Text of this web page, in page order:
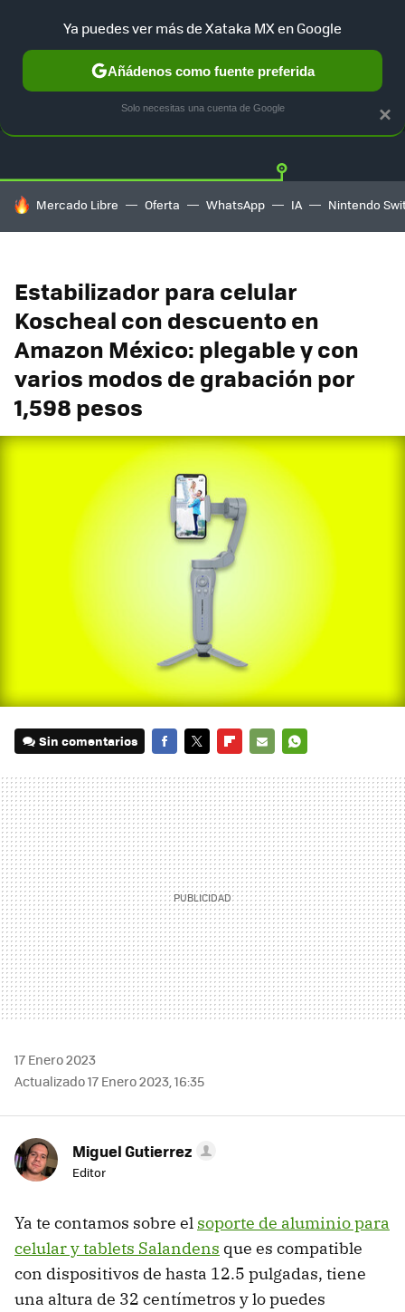
GUÍA DE COMPRAS MERCADO LIBRE
HOY SE HABLA DE
Mercado Libre Oferta WhatsApp IA Nintendo
Estabilizador para celular
Koscheal con descuento en
Amazon México: plegable y con
varios modos de grabación por
1,598 pesos
Sin comentarios
MAIL
17 Enero 2023
Actualizado 17 Enero 2023, 16:35
Miguel Gutierrez
Editor
Ya te contamos sobre el soporte de aluminio para
celular y tablets Salandens que es compatible
con dispositivos de hasta 12.5 pulgadas, tiene
una altura de 32 centímetros y lo puedes
×
Ya puedes ver más de Xataka MX en Google
Añádenos como fuente preferida
Solo necesitas una cuenta de Google